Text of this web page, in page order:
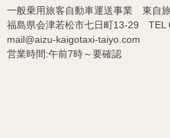
一般乗用旅客自動車運送事業 東自
福島県会津若松市七日町13-29 TEL
mail@aizu-kaigotaxi-taiyo.com
営業時間:午前7時～要確認